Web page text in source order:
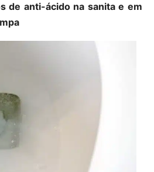
de anti-ácido na sanita e em